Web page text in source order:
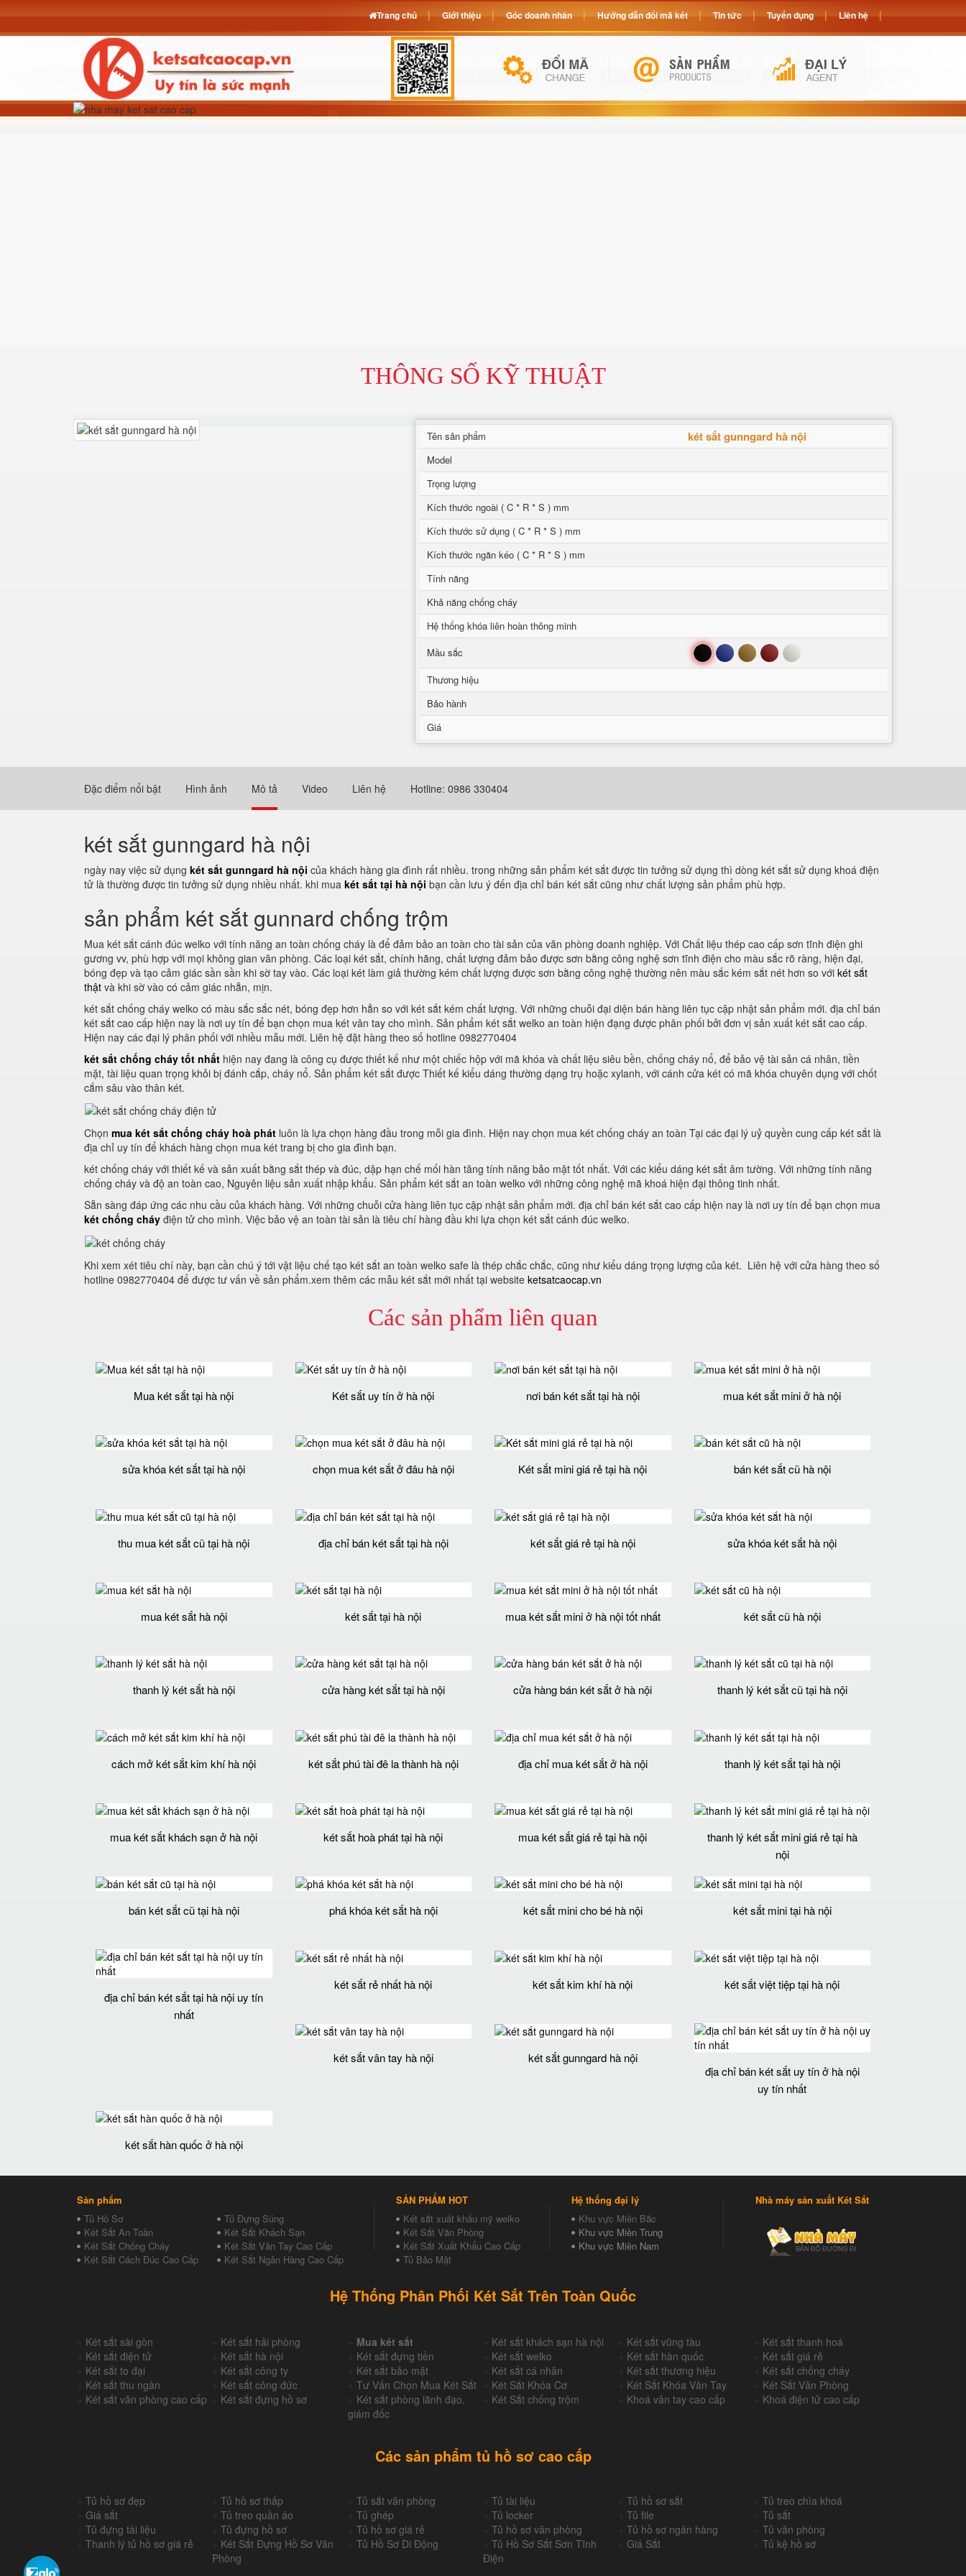
THÔNG SỐ KỸ THUẬT
Tên sản phẩm két sắt gunngard hà nội
Model
Trọng lượng
Kích thước ngoài ( C * R * S ) mm
Kích thước sử dụng ( C * R * S ) mm
Kích thước ngăn kéo ( C * R * S ) mm
Tính năng
Khả năng chống cháy
Hệ thống khóa liên hoàn thông minh
Mầu sắc
Đen Xanh Nâu Đỏ Trắng
Thương hiệu
Bảo hành
Giá
Đặc điểm nổi bật Hình ảnh Mô tả Video Liên hệ Hotline: 0986 330404
két sắt gunngard hà nội
ngày nay việc sử dụng két sắt gunngard hà nội của khách hàng gia đình rất nhiều. trong những sản phẩm két sắt được tin tưởng sử dụng thì dòng két sắt sử dụng khoá điện
tử là thường được tin tưởng sử dụng nhiều nhất. khi mua két sắt tại hà nội bạn cần lưu ý đến địa chỉ bán két sắt cũng như chất lượng sản phẩm phù hợp.
sản phẩm két sắt gunnard chống trộm
Mua két sắt cánh đúc welko với tính năng an toàn chống cháy là để đảm bảo an toàn cho tài sản của văn phòng doanh nghiệp. Với Chất liệu thép cao cấp sơn tĩnh điện ghi
gương vv, phù hợp với mọi không gian văn phòng. Các loại két sắt, chính hãng, chất lượng đảm bảo được sơn bằng công nghệ sơn tĩnh điện cho màu sắc rõ ràng, hiện đại,
bóng đẹp và tạo cảm giác sần sần khi sờ tay vào. Các loại két làm giả thường kém chất lượng được sơn bằng công nghệ thường nên màu sắc kém sắt nét hơn so với két sắt
thật và khi sờ vào có cảm giác nhẵn, mịn.
két sắt chống cháy welko có màu sắc sắc nét, bóng đẹp hơn hẳn so với két sắt kém chất lượng. Với những chuỗi đại diện bán hàng liên tục cập nhật sản phẩm mới. địa chỉ bán
két sắt cao cấp hiện nay là nơi uy tín để bạn chọn mua két vân tay cho mình. Sản phẩm két sắt welko an toàn hiện đạng được phân phối bởi đơn vị sản xuất két sắt cao cấp.
Hiện nay các đại lý phân phối với nhiều mẫu mới. Liên hệ đặt hàng theo số hotline 0982770404
két sắt chống cháy tốt nhất hiện nay đang là công cụ được thiết kế như một chiếc hộp với mã khóa và chất liệu siêu bền, chống cháy nổ, để bảo vệ tài sản cá nhân, tiền
mặt, tài liệu quan trọng khỏi bị đánh cắp, cháy nổ. Sản phẩm két sắt được Thiết kế kiểu dáng thường dạng trụ hoặc xylanh, với cánh cửa két có mã khóa chuyên dụng với chốt
cắm sâu vào thân két.
Chọn mua két sắt chống cháy hoà phát luôn là lựa chọn hàng đầu trong mỗi gia đình. Hiện nay chọn mua két chống cháy an toàn Tại các đại lý uỷ quyền cung cấp két sắt là
địa chỉ uy tín để khách hàng chọn mua két trang bị cho gia đình bạn.
két chống cháy với thiết kế và sản xuất bằng sắt thép và đúc, dập hạn chế mối hàn tăng tính năng bảo mật tốt nhất. Với các kiểu dáng két sắt âm tường. Với những tính năng
chống cháy và độ an toàn cao, Nguyên liệu sản xuất nhập khẩu. Sản phẩm két sắt an toàn welko với những công nghệ mã khoá hiện đại thông tinh nhất.
Sẵn sàng đáp ứng các nhu cầu của khách hàng. Với những chuỗi cửa hàng liên tục cập nhật sản phẩm mới. địa chỉ bán két sắt cao cấp hiện nay là nơi uy tín để bạn chọn mua
két chống cháy điện tử cho mình. Việc bảo vệ an toàn tài sản là tiêu chí hàng đầu khi lựa chọn két sắt cánh đúc welko.
Khi xem xét tiêu chí này, bạn cần chú ý tới vật liệu chế tạo két sắt an toàn welko safe là thép chắc chắc, cũng như kiểu dáng trọng lượng của két. Liên hệ với cửa hàng theo số
hotline 0982770404 để được tư vấn về sản phẩm.xem thêm các mẫu két sắt mới nhất tại website ketsatcaocap.vn
Các sản phẩm liên quan
Mua két sắt tại hà nội Két sắt uy tín ở hà nội nơi bán két sắt tại hà nội mua két sắt mini ở hà nội
sửa khóa két sắt tại hà nội chọn mua két sắt ở đâu hà nội Két sắt mini giá rẻ tại hà nội bán két sắt cũ hà nội
thu mua két sắt cũ tại hà nội địa chỉ bán két sắt tại hà nội két sắt giá rẻ tại hà nội sửa khóa két sắt hà nội
mua két sắt hà nội két sắt tại hà nội mua két sắt mini ở hà nội tốt nhất két sắt cũ hà nội
thanh lý két sắt hà nội cửa hàng két sắt tại hà nội cửa hàng bán két sắt ở hà nội thanh lý két sắt cũ tại hà nội
cách mở két sắt kim khí hà nội két sắt phú tài đê la thành hà nội địa chỉ mua két sắt ở hà nội thanh lý két sắt tại hà nội
mua két sắt khách sạn ở hà nội két sắt hoà phát tại hà nội mua két sắt giá rẻ tại hà nội
thanh lý két sắt mini giá rẻ tại hà
nội
bán két sắt cũ tại hà nội phá khóa két sắt hà nội két sắt mini cho bé hà nội két sắt mini tại hà nội
địa chỉ bán két sắt tại hà nội uy tín
nhất
két sắt rẻ nhất hà nội két sắt kim khí hà nội két sắt việt tiệp tại hà nội
két sắt vân tay hà nội
két sắt gunngard hà nội
địa chỉ bán két sắt uy tín ở hà nội
uy tín nhất
két sắt hàn quốc ở hà nội
Sản phẩm
Tủ Hồ Sơ
Tủ Đựng Súng
Két Sắt An Toàn
Két Sắt Khách Sạn
Két Sắt Chống Cháy
Két Sắt Vân Tay Cao Cấp
Két Sắt Cách Đúc Cao Cấp
Két Sắt Ngân Hàng Cao Cấp
SẢN PHẨM HOT
Két sắt xuất khẩu mỹ welko
Két Sắt Văn Phòng
Két Sắt Xuất Khẩu Cao Cấp
Tủ Bảo Mật
Hệ thống đại lý
Khu vực Miền Bắc
Khu vực Miền Trung
Khu vực Miền Nam
Nhà máy sản xuất Két Sắt
Hệ Thống Phân Phối Két Sắt Trên Toàn Quốc
Két sắt sài gòn Két sắt hải phòng Mua két sắt Két sắt khách sạn hà nội Két sắt vũng tàu
Két sắt thanh hoá
Két sắt điện tử Két sắt hà nội Két sắt đựng tiền Két sắt welko Két sắt hàn quốc
Két sắt giá rẻ
Két sắt to đại Két sắt công ty Két sắt bảo mật Két sắt cá nhân Két sắt thương hiệu
Két sắt chống cháy
Két sắt thu ngân Két sắt công đức Tư Vấn Chọn Mua Két Sắt Két Sắt Khóa Cơ Két Sắt Khóa Vân Tay
Két Sắt Văn Phòng
Két sắt văn phòng cao cấp Két sắt đựng hồ sơ
Két sắt phòng lãnh đạo,
giám đốc
Két Sắt chống trộm Khoá vân tay cao cấp Khoá điện tử cao cấp
Các sản phẩm tủ hồ sơ cao cấp
Tủ hồ sơ đẹp +Tủ hồ sơ thấp Tủ sắt văn phòng Tủ tài liệu +Tủ hồ sơ sắt
Tủ treo chìa khoá
Giá sắt +Tủ treo quần áo Tủ ghép Tủ locker +Tủ file
Tủ sắt
Tủ đựng tài liệu +Tủ đựng hồ sơ Tủ hồ sơ giá rẻ Tủ hồ sơ văn phòng +Tủ hồ sơ ngân hàng
Tủ văn phòng
Thanh lý tủ hồ sơ giá rẻ
Két Sắt Đựng Hồ Sơ Văn
Phòng
Tủ Hồ Sơ Di Động
Tủ Hồ Sơ Sắt Sơn Tĩnh
Điện
+Giá Sắt Tủ kệ hồ sơ
Trang chủ Giới thiệu Góc doanh nhân Hướng dẫn đổi mã két Tin tức Tuyển dụng Liên hệ